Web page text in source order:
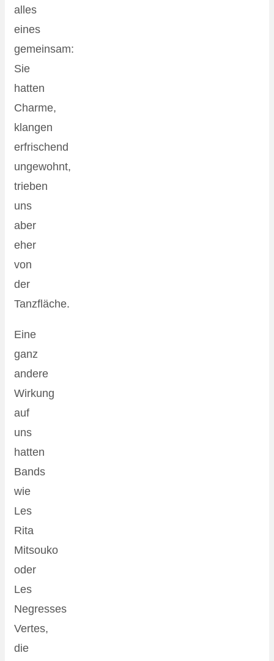
alles
eines
gemeinsam:
Sie
hatten
Charme,
klangen
erfrischend
ungewohnt,
trieben
uns
aber
eher
von
der
Tanzfläche.
Eine
ganz
andere
Wirkung
auf
uns
hatten
Bands
wie
Les
Rita
Mitsouko
oder
Les
Negresses
Vertes,
die